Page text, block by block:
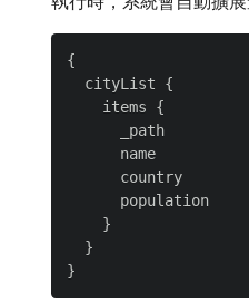
{
  cityList {
    items {
      _path
      name
      country
      population
    }
  }